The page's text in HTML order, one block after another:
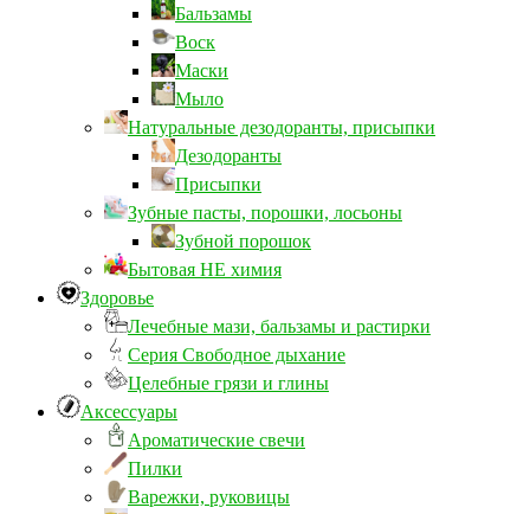
Бальзамы
Воск
Маски
Мыло
Натуральные дезодоранты, присыпки
Дезодоранты
Присыпки
Зубные пасты, порошки, лосьоны
Зубной порошок
Бытовая НЕ химия
Здоровье
Лечебные мази, бальзамы и растирки
Серия Свободное дыхание
Целебные грязи и глины
Аксессуары
Ароматические свечи
Пилки
Варежки, руковицы